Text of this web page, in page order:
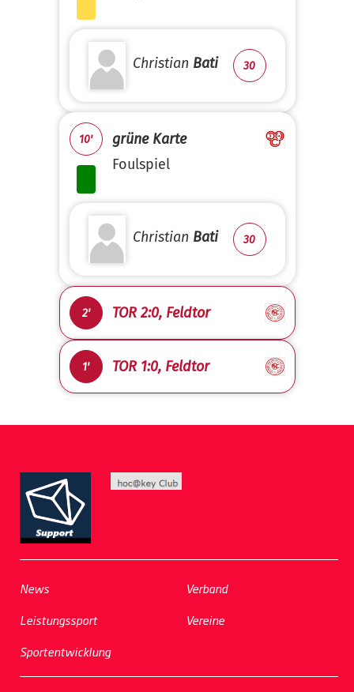
Christian Bati 30
10'
grüne Karte
Foulspiel
Christian Bati 30
2' TOR 2:0, Feldtor
1' TOR 1:0, Feldtor
News
Leistungssport
Sportentwicklung
Verband
Vereine